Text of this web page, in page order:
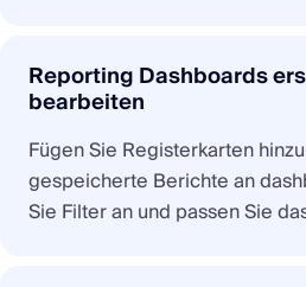
Reporting Dashboards
bearbeiten
Fügen Sie Registerkarten
gespeicherte Berichte an
Sie Filter an und passen Sie